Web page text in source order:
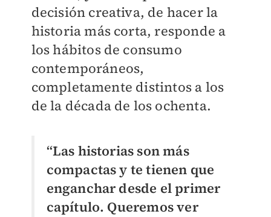
decisión creativa, de hacer la
historia más corta, responde a
los hábitos de consumo
contemporáneos,
completamente distintos a los
de la década de los ochenta.
“Las historias son más
compactas y te tienen que
enganchar desde el primer
capítulo. Queremos ver